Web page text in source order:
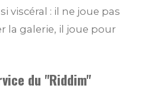
viscéral : il ne joue pas
la galerie, il joue pour
du "Riddim"